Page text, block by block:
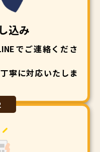
込み
でご連絡くださ
寧に対応いたしま